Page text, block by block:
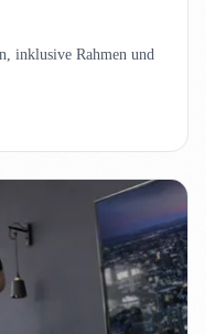
inklusive Rahmen und